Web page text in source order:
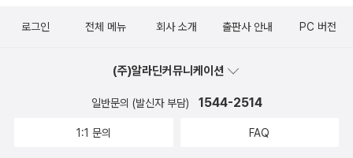
로그인 전체 메뉴 회사 소개 출판사 안내 PC 버전
(주)알라딘커뮤니케이션
일반문의 (발신자 부담) 1544-2514
1:1 문의 FAQ